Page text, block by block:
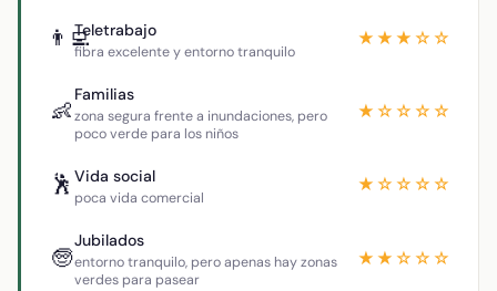
👨‍💻Teletrabajo
fibra excelente y entorno tranquilo
★★★☆☆
👶
Familias
zona segura frente a inundaciones, pero
poco verde para los niños
★☆☆☆☆
🕺 Vida social
poca vida comercial
★☆☆☆☆
🧓
Jubilados
entorno tranquilo, pero apenas hay zonas
verdes para pasear
★★☆☆☆